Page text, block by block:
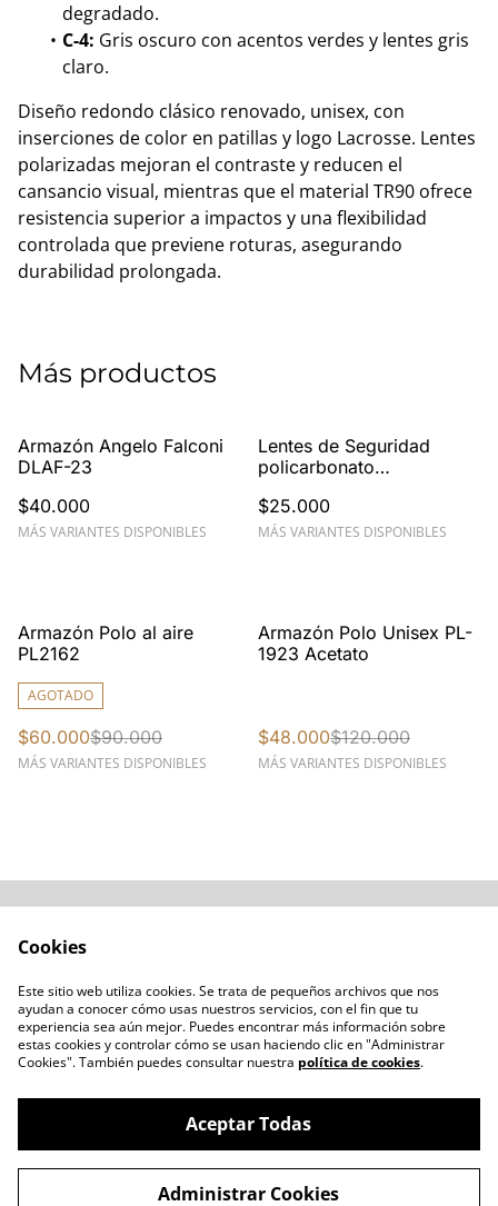
degradado.
C-4: Gris oscuro con acentos verdes y lentes gris
claro.
Diseño redondo clásico renovado, unisex, con
inserciones de color en patillas y logo Lacrosse. Lentes
polarizadas mejoran el contraste y reducen el
cansancio visual, mientras que el material TR90 ofrece
resistencia superior a impactos y una flexibilidad
controlada que previene roturas, asegurando
durabilidad prolongada.
Más productos
Armazón Angelo Falconi
DLAF-23
$40.000
MÁS VARIANTES DISPONIBLES
Lentes de Seguridad
policarbonato
Z87.1-2020 modelo 3987
$25.000
MÁS VARIANTES DISPONIBLES
%
Armazón Polo al aire
PL2162
AGOTADO
$60.000$90.000
MÁS VARIANTES DISPONIBLES
%
Armazón Polo Unisex PL-
1923 Acetato
$48.000$120.000
MÁS VARIANTES DISPONIBLES
Condiciones
Política de Privacidad
Política de Cookies
Blogs
Cookies
Este sitio web utiliza cookies. Se trata de pequeños archivos que nos
ayudan a conocer cómo usas nuestros servicios, con el fin que tu
experiencia sea aún mejor. Puedes encontrar más información sobre
estas cookies y controlar cómo se usan haciendo clic en "Administrar
Cookies". También puedes consultar nuestra política de cookies.
Aceptar Todas
Administrar Cookies